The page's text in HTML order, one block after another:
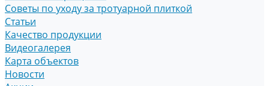
Советы по уходу за тротуарной плиткой
Статьи
Качество продукции
Видеогалерея
Карта объектов
Новости